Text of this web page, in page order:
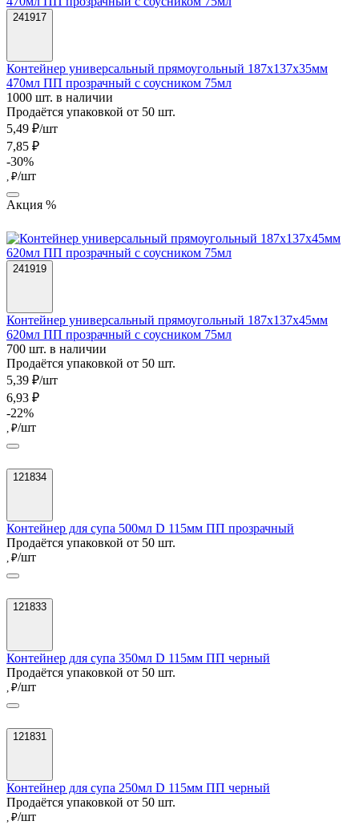
241917
Контейнер универсальный прямоугольный 187х137х35мм
470мл ПП прозрачный с соусником 75мл
1000 шт. в наличии
Продаётся упаковкой от 50 шт.
5,49 ₽/шт
7,85 ₽
-30%
, ₽/шт
Акция %
241919
Контейнер универсальный прямоугольный 187х137х45мм
620мл ПП прозрачный с соусником 75мл
700 шт. в наличии
Продаётся упаковкой от 50 шт.
5,39 ₽/шт
6,93 ₽
-22%
, ₽/шт
121834
Контейнер для супа 500мл D 115мм ПП прозрачный
Продаётся упаковкой от 50 шт.
, ₽/шт
121833
Контейнер для супа 350мл D 115мм ПП черный
Продаётся упаковкой от 50 шт.
, ₽/шт
121831
Контейнер для супа 250мл D 115мм ПП черный
Продаётся упаковкой от 50 шт.
, ₽/шт